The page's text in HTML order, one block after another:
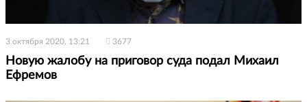
3 октября 2020, 13:21 3677
Новую жалобу на приговор суда подал Михаил
Ефремов